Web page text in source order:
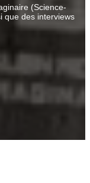
(Science-
que des interviews